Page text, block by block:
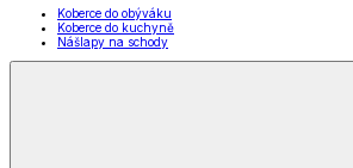
Koberce do obýváku
Koberce do kuchyně
Nášlapy na schody